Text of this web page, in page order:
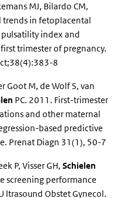
MJ, Bilardo CM,
trends in fetoplacental
index and
trimester of pregnancy.
8
Goot M, de Wolf S, van
PC. 2011. First-trimester
and other maternal
based predictive
Prenat Diagn 31(1), 50-7
P, Visser GH, Schielen
screening performance
ltrasound Obstet Gynecol.